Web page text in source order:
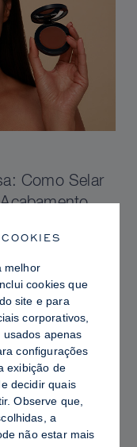
Como Selar
melhor
cookies que
site e para
corporativos,
​​apenas
configurações
exibição de
decidir quais
Observe que,
a
não estar mais